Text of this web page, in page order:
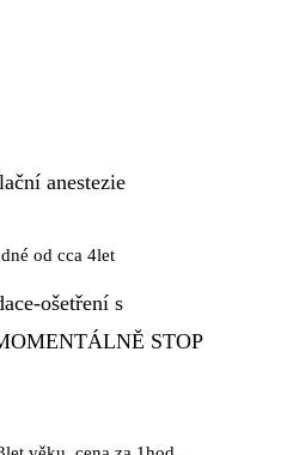
anestezie
od cca 4let
ošetření s
STOP